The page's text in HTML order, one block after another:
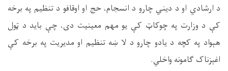
د ارشادي او د دیني چارو د انسجام، حج او اوقافو د تنظیم په برخه
کې د وزارت په چوکاټ کې یو مهم معینیت دی، چې باید د ټول
هېواد په کچه د یادو چارو د لا ښه تنظیم او مدیریت په برخه کې
اغېزناک ګامونه واخلي.